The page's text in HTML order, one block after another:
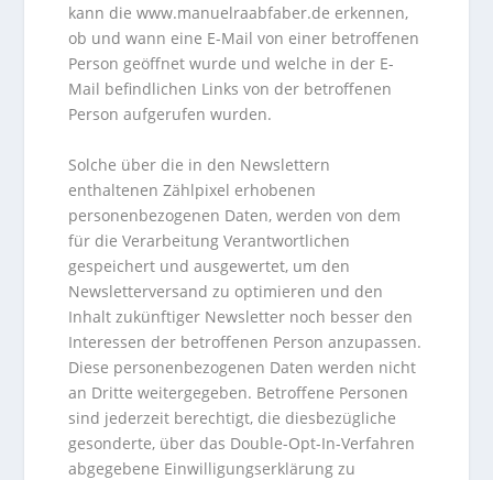
kann die www.manuelraabfaber.de erkennen,
ob und wann eine E-Mail von einer betroffenen
Person geöffnet wurde und welche in der E-
Mail befindlichen Links von der betroffenen
Person aufgerufen wurden.
Solche über die in den Newslettern
enthaltenen Zählpixel erhobenen
personenbezogenen Daten, werden von dem
für die Verarbeitung Verantwortlichen
gespeichert und ausgewertet, um den
Newsletterversand zu optimieren und den
Inhalt zukünftiger Newsletter noch besser den
Interessen der betroffenen Person anzupassen.
Diese personenbezogenen Daten werden nicht
an Dritte weitergegeben. Betroffene Personen
sind jederzeit berechtigt, die diesbezügliche
gesonderte, über das Double-Opt-In-Verfahren
abgegebene Einwilligungserklärung zu